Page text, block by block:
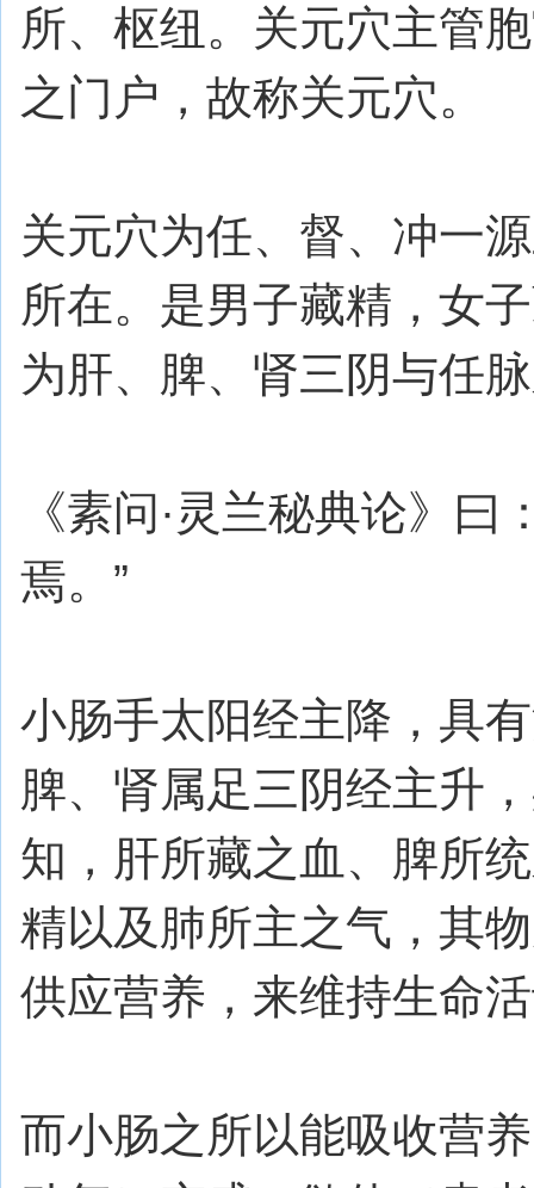
所、枢纽。关元穴主管
之门户，故称关元穴。
关元穴为任、督、冲一
所在。是男子藏精，女
为肝、脾、肾三阴与任
《素问·灵兰秘典论》
焉。”
小肠手太阳经主降，具
脾、肾属足三阴经主升
知，肝所藏之血、脾所
精以及肺所主之气，其
供应营养，来维持生命
而小肠之所以能吸收营